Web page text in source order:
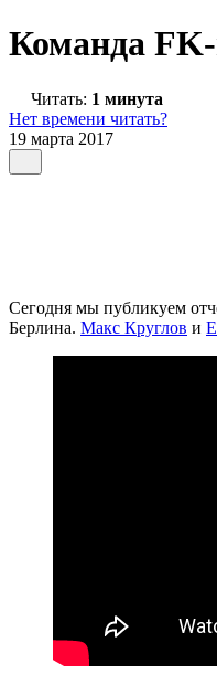
Команда
Читать: 1 минута
Нет времени читать?
19 марта 2017
Сегодня мы публикуем
Берлина. Макс Круглов и